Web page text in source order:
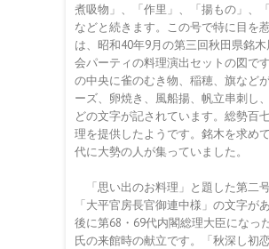
煮吸物」、「作里」、「揚もの」、「
などと続きます。この号で特に目を
は、昭和40年9月の第三回秋田県銘
会パーティの料理演出セットの図で
の中央に雀のむき物、稲穂、旗など
ーズ、卵焼き、風船揚、帆立串刺し
どの文字が記されています。総勢百
理を提供したようです。銘木を求め
代に大勢の人が集っていました。
「思い出のお料理」と題した第二号
「大平官房長官御連中様」の文字が
後に第68・69代内閣総理大臣になっ
氏の来館時の献立です。「秋深し初